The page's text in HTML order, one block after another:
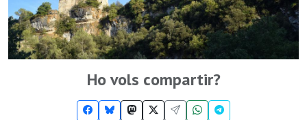
Ho vols compartir?